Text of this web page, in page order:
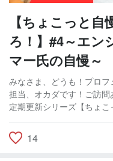
【ちょこっと
ろ！】#4～エン
マー氏の自慢～
みなさま、どうも！プロ
担当、オカダです！ご訪
定期更新シリーズ【ちょ
14